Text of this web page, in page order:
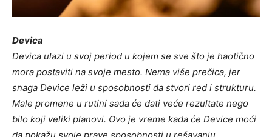
Devica
Devica ulazi u svoj period u kojem se sve što je haotično
mora postaviti na svoje mesto. Nema više prečica, jer
snaga Device leži u sposobnosti da stvori red i strukturu.
Male promene u rutini sada će dati veće rezultate nego
bilo koji veliki planovi. Ovo je vreme kada će Device moći